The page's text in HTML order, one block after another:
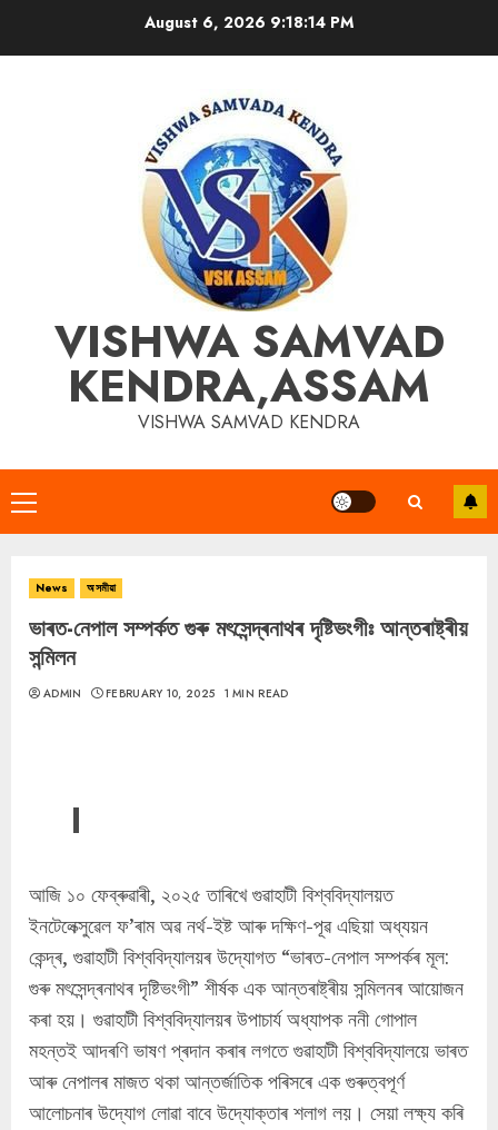
August 6, 2026 9:18:14 PM
VISHWA SAMVAD
KENDRA,ASSAM
VISHWA SAMVAD KENDRA
Primary
Menu
News অসমীয়া
ভাৰত-নেপাল সম্পর্কত গুৰু মৎসেন্দ্ৰনাথৰ দৃষ্টিভংগীঃ আন্তৰাষ্ট্ৰীয়
সন্মিলন
ADMIN FEBRUARY 10, 2025 1 MIN READ
আজি ১০ ফেব্ৰুৱাৰী, ২০২৫ তাৰিখে গুৱাহাটী বিশ্ববিদ্যালয়ত
ইনটেলেক্সুৱেল ফ’ৰাম অৱ নৰ্থ-ইষ্ট আৰু দক্ষিণ-পূৱ এছিয়া অধ্যয়ন
কেন্দ্ৰ, গুৱাহাটী বিশ্ববিদ্যালয়ৰ উদ্যোগত “ভাৰত-নেপাল সম্পর্কৰ মূল:
গুৰু মৎসেন্দ্ৰনাথৰ দৃষ্টিভংগী” শীৰ্ষক এক আন্তৰাষ্ট্ৰীয় সন্মিলনৰ আয়োজন
কৰা হয়। গুৱাহাটী বিশ্ববিদ্যালয়ৰ উপাচাৰ্য অধ্যাপক ননী গোপাল
মহন্তই আদৰণি ভাষণ প্ৰদান কৰাৰ লগতে গুৱাহাটী বিশ্ববিদ্যালয়ে ভাৰত
আৰু নেপালৰ মাজত থকা আন্তৰ্জাতিক পৰিসৰে এক গুৰুত্বপূৰ্ণ
আলোচনাৰ উদ্যোগ লোৱা বাবে উদ্যোক্তাৰ শলাগ লয়। সেয়া লক্ষ্য কৰি